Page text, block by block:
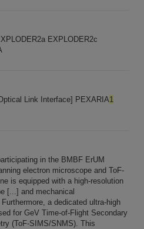
EXPLODER2c
Link Interface] PEXARIA1
in the BMBF ErUM
electron microscope and ToF-
is equipped with a high-resolution
[...] and mechanical
a dedicated ultra-high
for GeV Time-of-Flight Secondary
(ToF-SIMS/SNMS). This